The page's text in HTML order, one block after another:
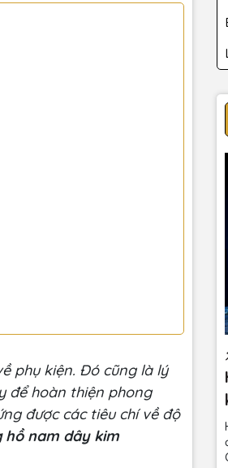
phụ kiện. Đó cũng là lý
để hoàn thiện phong
được các tiêu chí về độ
hồ nam dây kim